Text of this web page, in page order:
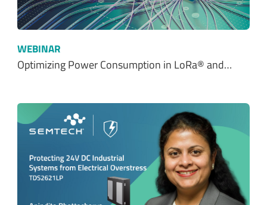
WEBINAR
Optimizing Power Consumption in LoRa® and…